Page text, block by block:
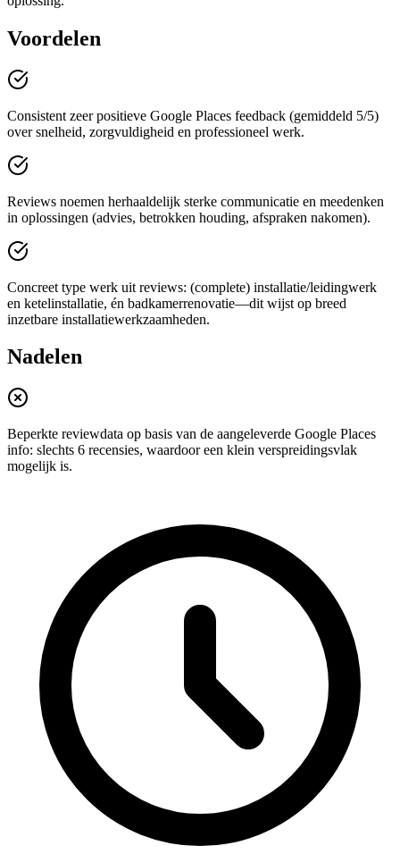
Voordelen
Consistent zeer positieve Google Places feedback (gemiddeld 5/5)
over snelheid, zorgvuldigheid en professioneel werk.
Reviews noemen herhaaldelijk sterke communicatie en meedenken
in oplossingen (advies, betrokken houding, afspraken nakomen).
Concreet type werk uit reviews: (complete) installatie/leidingwerk
en ketelinstallatie, én badkamerrenovatie—dit wijst op breed
inzetbare installatiewerkzaamheden.
Nadelen
Beperkte reviewdata op basis van de aangeleverde Google Places
info: slechts 6 recensies, waardoor een klein verspreidingsvlak
mogelijk is.